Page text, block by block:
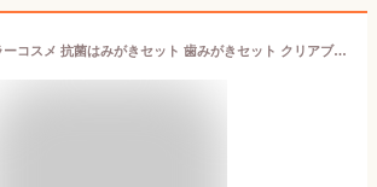
マイルドカラーコスメ 抗菌はみがきセット 歯みがきセット クリアブラック クーリア デンタルセット シンプル